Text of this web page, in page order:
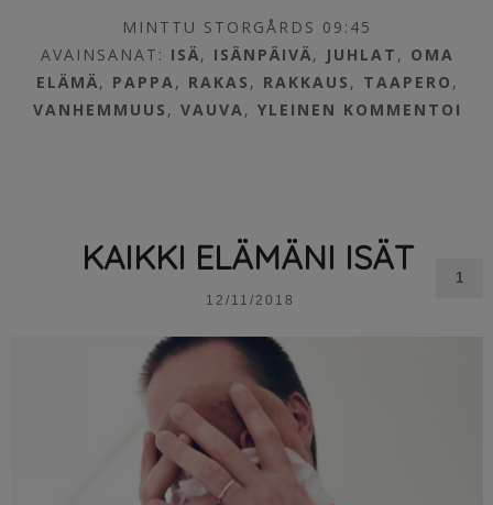
MINTTU STORGÅRDS 09:45
AVAINSANAT: ISÄ, ISÄNPÄIVÄ, JUHLAT , OMA
ELÄMÄ, PAPPA, RAKAS , RAKKAUS , TAAPERO ,
VANHEMMUUS , VAUVA, YLEINEN KOMMENTOI
KAIKKI ELÄMÄNI ISÄT
12/11/2018
1